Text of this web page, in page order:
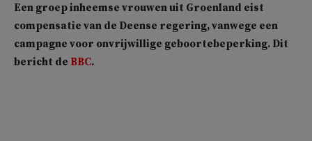
Een groep inheemse vrouwen uit Groenland eist
compensatie van de Deense regering, vanwege een
campagne voor onvrijwillige geboortebeperking. Dit
bericht de BBC.